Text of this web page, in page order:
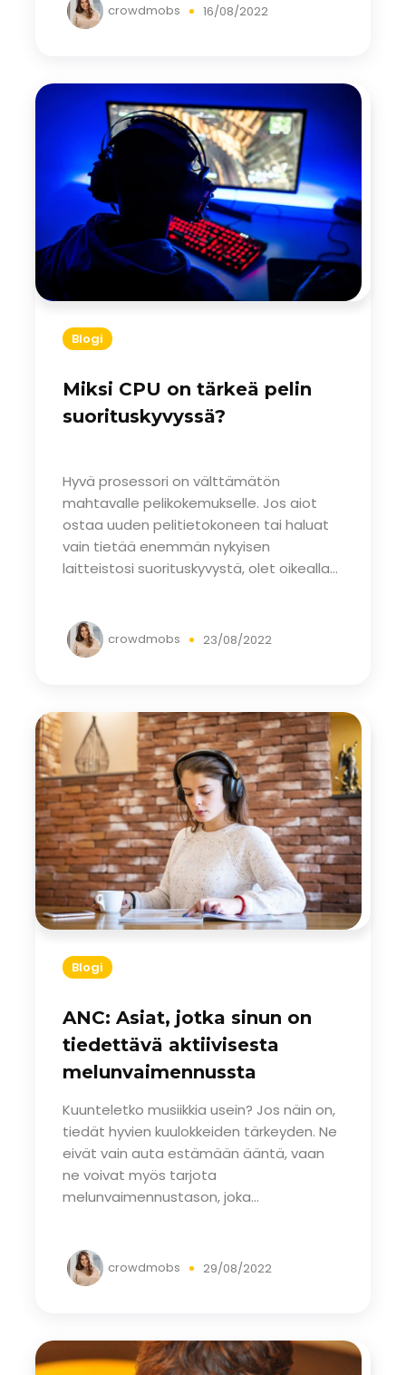
crowdmobs 16/08/2022
Blogi
Miksi CPU on tärkeä pelin
suorituskyvyssä?
Hyvä prosessori on välttämätön
mahtavalle pelikokemukselle. Jos aiot
ostaa uuden pelitietokoneen tai haluat
vain tietää enemmän nykyisen
laitteistosi suorituskyvystä, olet oikealla...
crowdmobs 23/08/2022
Blogi
ANC: Asiat, jotka sinun on
tiedettävä aktiivisesta
melunvaimennussta
Kuunteletko musiikkia usein? Jos näin on,
tiedät hyvien kuulokkeiden tärkeyden. Ne
eivät vain auta estämään ääntä, vaan
ne voivat myös tarjota
melunvaimennustason, joka...
crowdmobs 29/08/2022